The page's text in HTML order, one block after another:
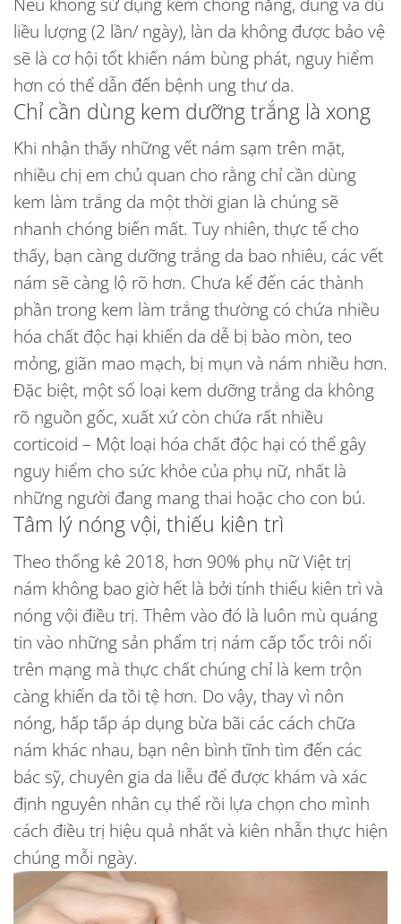
liều lượng (2 lần/ ngày), làn da không được bảo vệ
sẽ là cơ hội tốt khiến nám bùng phát, nguy hiểm
hơn có thể dẫn đến bệnh ung thư da.
Chỉ cần dùng kem dưỡng trắng là xong
Khi nhận thấy những vết nám sạm trên mặt,
nhiều chị em chủ quan cho rằng chỉ cần dùng
kem làm trắng da một thời gian là chúng sẽ
nhanh chóng biến mất. Tuy nhiên, thực tế cho
thấy, bạn càng dưỡng trắng da bao nhiêu, các vết
nám sẽ càng lộ rõ hơn. Chưa kể đến các thành
phần trong kem làm trắng thường có chứa nhiều
hóa chất độc hại khiến da dễ bị bào mòn, teo
mỏng, giãn mao mạch, bị mụn và nám nhiều hơn.
Đặc biệt, một số loại kem dưỡng trắng da không
rõ nguồn gốc, xuất xứ còn chứa rất nhiều
corticoid – Một loại hóa chất độc hại có thể gây
nguy hiểm cho sức khỏe của phụ nữ, nhất là
những người đang mang thai hoặc cho con bú.
Tâm lý nóng vội, thiếu kiên trì
Theo thống kê 2018, hơn 90% phụ nữ Việt trị
nám không bao giờ hết là bởi tính thiếu kiên trì và
nóng vội điều trị. Thêm vào đó là luôn mù quáng
tin vào những sản phẩm trị nám cấp tốc trôi nổi
trên mạng mà thực chất chúng chỉ là kem trộn
càng khiến da tồi tệ hơn. Do vậy, thay vì nôn
nóng, hấp tấp áp dụng bừa bãi các cách chữa
nám khác nhau, bạn nên bình tĩnh tìm đến các
bác sỹ, chuyên gia da liễu để được khám và xác
định nguyên nhân cụ thể rồi lựa chọn cho mình
cách điều trị hiệu quả nhất và kiên nhẫn thực hiện
chúng mỗi ngày.